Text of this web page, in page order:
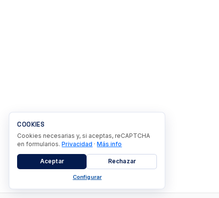
COOKIES
Cookies necesarias y, si aceptas, reCAPTCHA
en formularios.Privacidad ·Más info
Aceptar Rechazar
Configurar